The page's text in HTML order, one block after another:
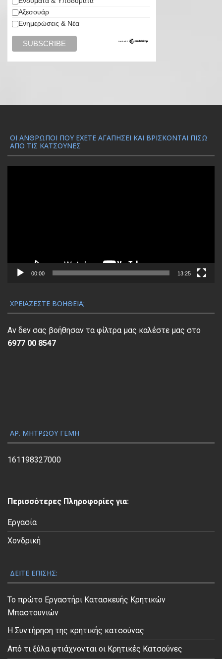
Αξεσουάρ
Ενημερώσεις & Νέα
ΟΙ ΆΝΘΡΩΠΟΙ ΠΟΥ ΈΧΕΤΕ ΑΓΑΠΉΣΕΙ ΚΑΙ ΒΡΊΣΚΟΝΤΑΙ ΠΊΣΩ
ΑΠΌ ΤΙΣ ΚΑΤΣΟΎΝΕΣ
μ
ν
α
π
α
ς
Β
ί
ο
00:00 13:25
ΧΡΕΙΆΖΕΣΤΕ ΒΟΉΘΕΙΑ;
Αν δεν σας βοήθησαν τα φίλτρα μας καλέστε μας στο
6977 00 8547
ΑΡ. ΜΗΤΡΏΟΥ ΓΕΜΗ
161198327000
Περισσότερες Πληροφορίες για:
Εργασία
Χονδρική
ΔΕΊΤΕ ΕΠΊΣΗΣ:
Το πρώτο Εργαστήρι Κατασκευής Κρητικών
Μπαστουνιών
Η Συντήρηση της κρητικής κατσούνας
Από τι ξύλα φτιάχνονται οι Κρητικές Κατσούνες